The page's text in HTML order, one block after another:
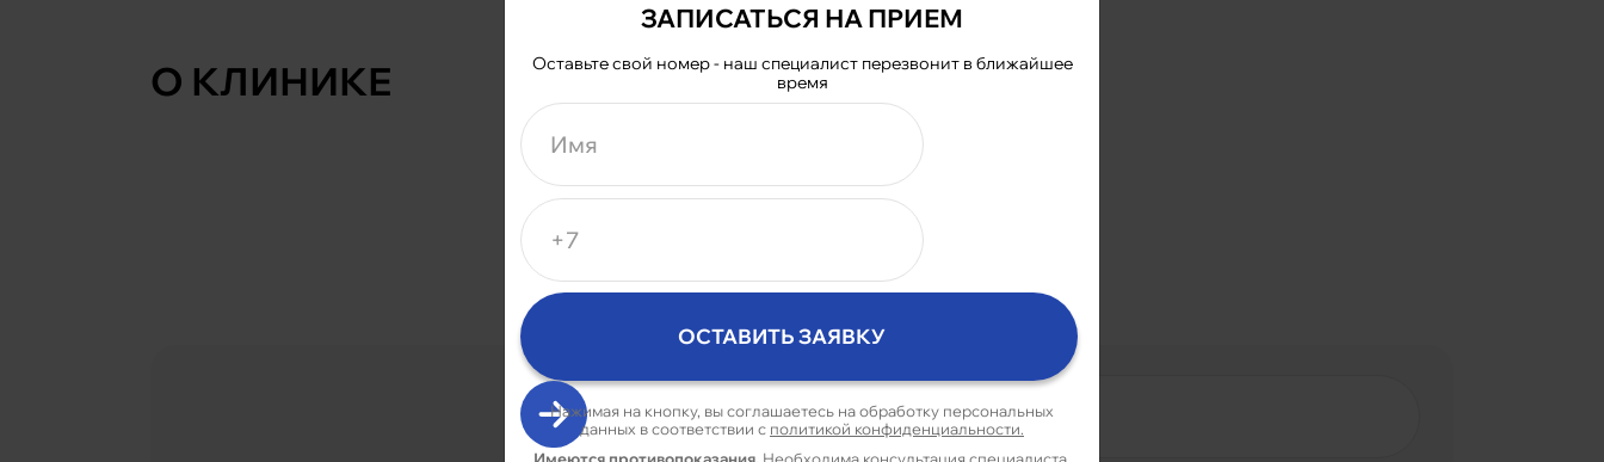
О КЛИНИКЕ
ЗАПИСАТЬСЯ
НА ПРИЁМ
ЗАПИСАТЬСЯ НА ПРИЕМ
Оставьте свой номер - наш специалист перезвонит в ближайшее
время
Нажимая на кнопку, вы соглашаетесь на обработку персональных
данных в соответствии с политикой конфиденциальности.